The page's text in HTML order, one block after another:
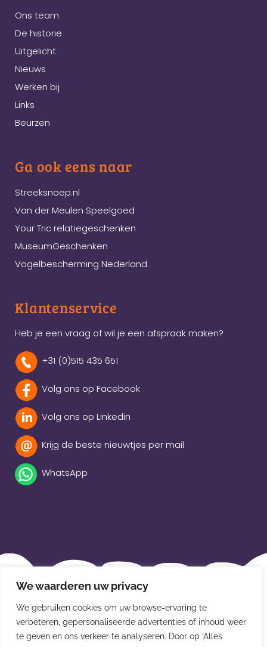
We waarderen uw privacy
We gebruiken cookies om uw browse-ervaring te
verbeteren, gepersonaliseerde advertenties of inhoud weer
te geven en ons verkeer te analyseren. Door op ‘Alles
Ons team
De historie
Uitgelicht
Nieuws
Werken bij
Links
Beurzen
Ga ook eens naar
Streeksnoep.nl
Van der Meulen Speelgoed
Your Tric relatiegeschenken
MuseumGeschenken
Vogelbescherming Nederland
Klantenservice
Heb je een vraag of wil je een afspraak maken?
+31 (0)515 435 651
Volg ons op Facebook
Volg ons op Linkedin
Krijg de beste nieuwtjes per mail
WhatsApp
Beleidsverklaring
Privacybeleid
Disclaimer
Leveringsvoorwaarden